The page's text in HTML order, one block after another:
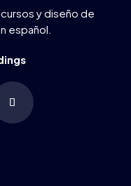
y diseño de
español.